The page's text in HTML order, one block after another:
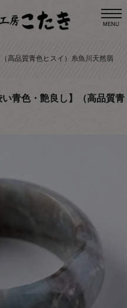
MENU
高品質青色ヒスイ）糸魚川天然翡
青色・艶良し】（高品質青